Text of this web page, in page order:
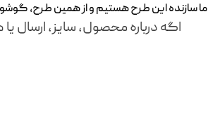
ما سازنده این طرح‌ هستیم و از همین طرح،
اگه درباره محصول، سایز، ارسال